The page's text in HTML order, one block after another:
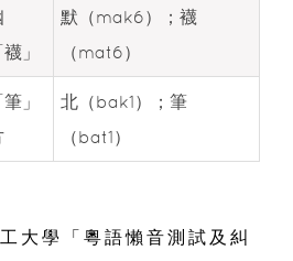
襪」
默（mak6）；襪
（mat6）
筆」
北（bak1）；筆
（bat1）
大學「粵語懶音測試及糾